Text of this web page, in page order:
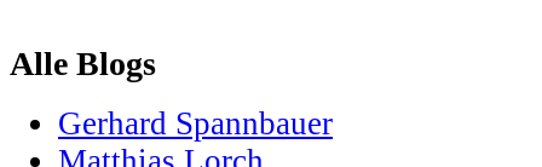
Alle Blogs
Gerhard Spannbauer